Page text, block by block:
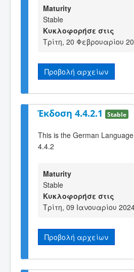
Maturity
Stable
Κυκλοφορήσε στις
Τρίτη, 20 Φεβρουαρίου
Προβολή αρχείων
Έκδοση 4.4.2.1 Stable
This is the German
4.4.2
Maturity
Stable
Κυκλοφορήσε στις
Τρίτη, 09 Ιανουαρίου
Προβολή αρχείων